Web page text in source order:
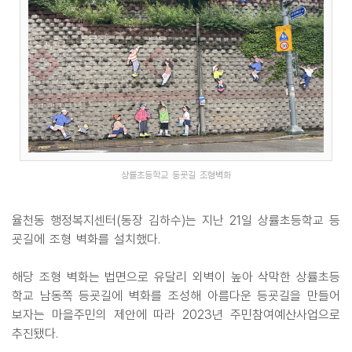
상률초등학교 등굣길 조형벽화
율천동 행정복지센터(동장 김하수)는 지난 21일 상률초등학교 등
굣길에 조형 벽화를 설치했다.
해당 조형 벽화는 법면으로 유달리 외벽이 높아 삭막한 상률초등
학교 남동쪽 등굣길에 벽화를 조성해 아름다운 등굣길을 만들어
보자는 마을주민의 제안에 따라 2023년 주민참여예산사업으로
추진됐다.